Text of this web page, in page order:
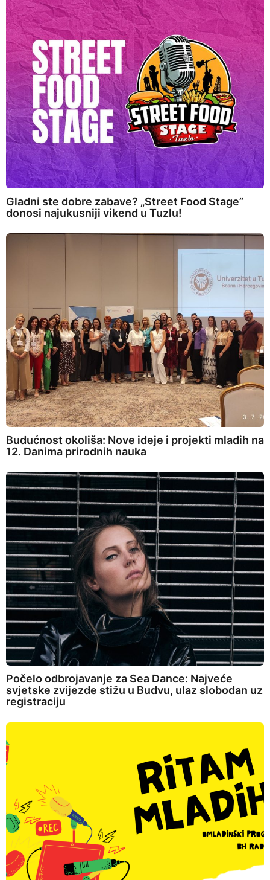
Gladni ste dobre zabave? „Street Food Stage”
donosi najukusniji vikend u Tuzlu!
Budućnost okoliša: Nove ideje i projekti mladih na
12. Danima prirodnih nauka
Počelo odbrojavanje za Sea Dance: Najveće
svjetske zvijezde stižu u Budvu, ulaz slobodan uz
registraciju